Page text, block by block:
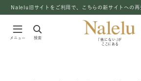
Nalelu旧サイトをご利用で、こちらの新サイトへの
メニュー 検索
「他にない」が
ここにある